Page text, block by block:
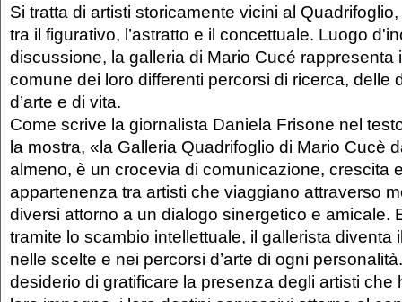
Si tratta di artisti storicamente vicini al
tra il figurativo, l’astratto e il concettuale. Luogo
discussione, la galleria di Mario Cucé rappresenta
comune dei loro differenti percorsi di ricerca, delle
d’arte e di vita.
Come scrive la giornalista Daniela Frisone nel
la mostra, «la Galleria Quadrifoglio di Mario Cucè
almeno, è un crocevia di comunicazione, crescita
appartenenza tra artisti che viaggiano attraverso
diversi attorno a un dialogo sinergetico e amicale.
tramite lo scambio intellettuale, il gallerista diventa
nelle scelte e nei percorsi d’arte di ogni
desiderio di gratificare la presenza degli artisti che